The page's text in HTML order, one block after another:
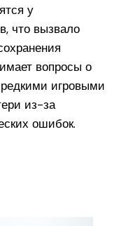
у
что вызвало
вопросы о
игровыми
из-за
ошибок.